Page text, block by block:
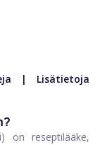
|
Lisätietoja
on reseptilääke,